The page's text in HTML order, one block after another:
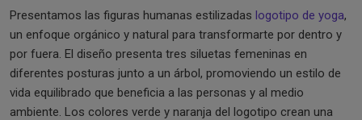
Presentamos las figuras humanas estilizadas logotipo de yoga,
un enfoque orgánico y natural para transformarte por dentro y
por fuera. El diseño presenta tres siluetas femeninas en
diferentes posturas junto a un árbol, promoviendo un estilo de
vida equilibrado que beneficia a las personas y al medio
ambiente. Los colores verde y naranja del logotipo crean una